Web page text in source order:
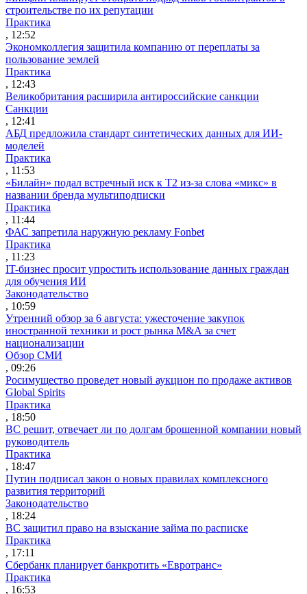
строительстве по их репутации
Практика
, 12:52
Экономколлегия защитила компанию от переплаты за
пользование землей
Практика
, 12:43
Великобритания расширила антироссийские санкции
Санкции
, 12:41
АБД предложила стандарт синтетических данных для ИИ-
моделей
Практика
, 11:53
«Билайн» подал встречный иск к Т2 из-за слова «микс» в
названии бренда мультиподписки
Практика
, 11:44
ФАС запретила наружную рекламу Fonbet
Практика
, 11:23
IT-бизнес просит упростить использование данных граждан
для обучения ИИ
Законодательство
, 10:59
Утренний обзор за 6 августа: ужесточение закупок
иностранной техники и рост рынка M&A за счет
национализации
Обзор СМИ
, 09:26
Росимущество проведет новый аукцион по продаже активов
Global Spirits
Практика
, 18:50
ВС решит, отвечает ли по долгам брошенной компании новый
руководитель
Практика
, 18:47
Путин подписал закон о новых правилах комплексного
развития территорий
Законодательство
, 18:24
ВС защитил право на взыскание займа по расписке
Практика
, 17:11
Сбербанк планирует банкротить «Евротранс»
Практика
, 16:53